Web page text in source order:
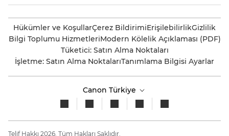
Hükümler ve KoşullarÇerez BildirimiErişilebilirlikGizlilik
Bilgi Toplumu HizmetleriModern Kölelik Açıklaması (PDF)
Tüketici: Satın Alma Noktaları
İşletme: Satın Alma NoktalarıTanımlama Bilgisi Ayarlar
Canon Türkiye
Telif Hakkı 2026. Tüm Hakları Saklıdır.